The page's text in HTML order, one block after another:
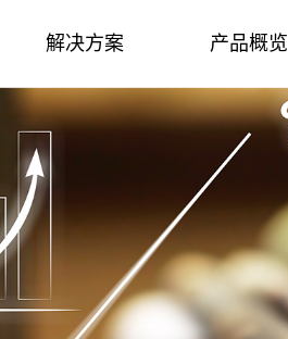
产品概览
解决方案